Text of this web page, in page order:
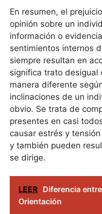
En resumen, el
opinión sobre un
información o
sentimientos internos
siempre resultan en
significa trato desigual
manera diferente
inclinaciones de un
obvio. Se trata de
presentes en casi
causar estrés y
y también pueden
se dirige.
LEER Diferencia
Orientación